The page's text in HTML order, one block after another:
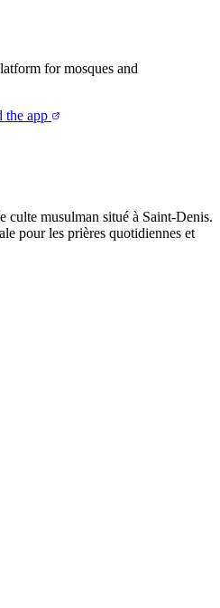
for mosques and
the app
culte musulman situé à Saint-Denis.
pour les prières quotidiennes et